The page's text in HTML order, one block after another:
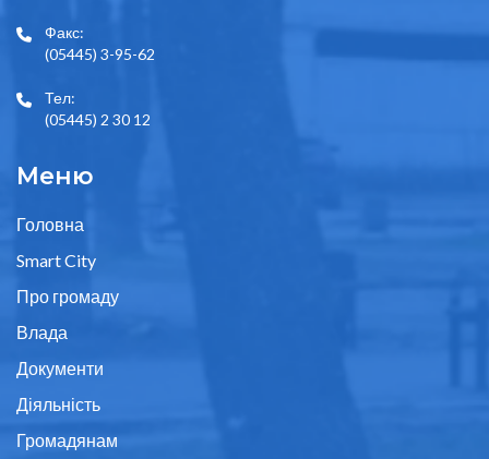
Факс:
(05445) 3-95-62
Тел:
(05445) 2 30 12
Меню
Головна
Smart City
Про громаду
Влада
Документи
Діяльність
Громадянам